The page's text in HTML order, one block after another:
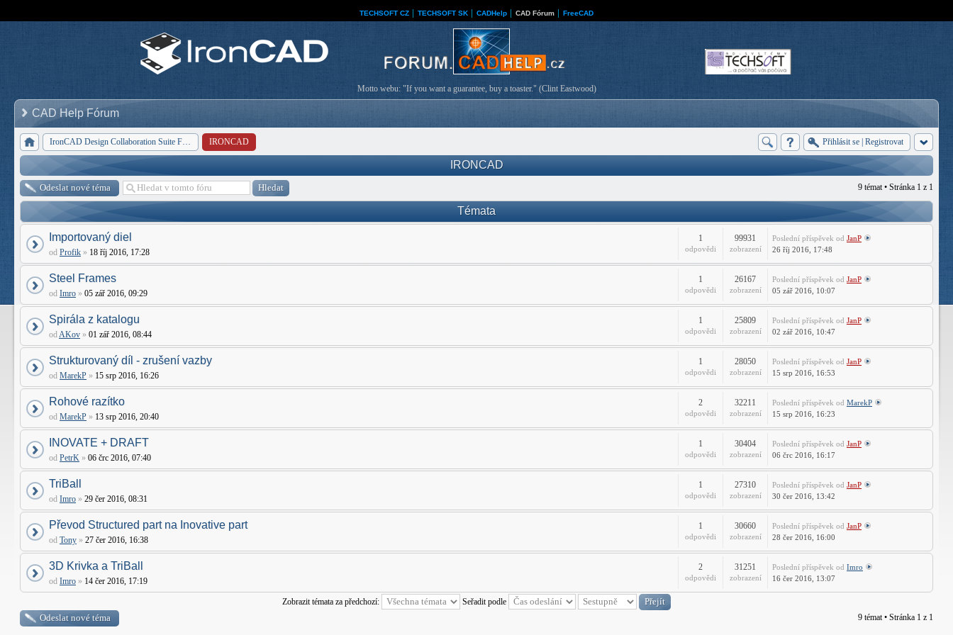
TECHSOFT CZ TECHSOFT SK CADHelp CAD Fórum FreeCAD
Motto webu: "If you want a guarantee, buy a toaster." (Clint Eastwood)
CAD Help Fórum
IronCAD Design Collaboration Suite Forum IRONCAD Přihlásit se Registrovat
IRONCAD
Odeslat nové téma 9 témat • Stránka 1 z 1
Témata
Importovaný diel
od Profik » 18 říj 2016, 17:28
1
odpovědi
99931
zobrazení
Poslední příspěvek od JanP
26 říj 2016, 17:48
Steel Frames
od Imro » 05 zář 2016, 09:29
1
odpovědi
26167
zobrazení
Poslední příspěvek od JanP
05 zář 2016, 10:07
Spirála z katalogu
odAKov » 01 zář 2016, 08:44
1
odpovědi
25809
zobrazení
Poslední příspěvek od JanP
02 zář 2016, 10:47
Strukturovaný díl - zrušení vazby
od MarekP » 15 srp 2016, 16:26
1
odpovědi
28050
zobrazení
Poslední příspěvek od JanP
15 srp 2016, 16:53
Rohové razítko
od MarekP » 13 srp 2016, 20:40
2
odpovědi
32211
zobrazení
Poslední příspěvek od MarekP
15 srp 2016, 16:23
INOVATE + DRAFT
od PetrK » 06 črc 2016, 07:40
1
odpovědi
30404
zobrazení
Poslední příspěvek od JanP
06 črc 2016, 16:17
TriBall
od Imro » 29 čer 2016, 08:31
1
odpovědi
27310
zobrazení
Poslední příspěvek od JanP
30 čer 2016, 13:42
Převod Structured part na Inovative part
od Tony » 27 čer 2016, 16:38
1
odpovědi
30660
zobrazení
Poslední příspěvek od JanP
28 čer 2016, 16:00
3D Krivka a TriBall
od Imro » 14 čer 2016, 17:19
2
odpovědi
31251
zobrazení
Poslední příspěvek od Imro
16 čer 2016, 13:07
Zobrazit témata za předchozí: Seřadit podle
Odeslat nové téma 9 témat • Stránka 1 z 1